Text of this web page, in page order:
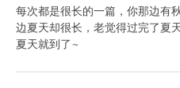
每次都是很长的一篇，你那边有
边夏天却很长，老觉得过完了夏
夏天就到了~